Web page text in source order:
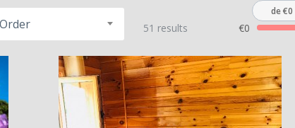
51 results €0
de €0